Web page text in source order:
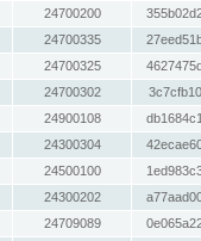
24700200
24700335
24700325
24700302
24900108
24300304
24500100
24300202
24709089